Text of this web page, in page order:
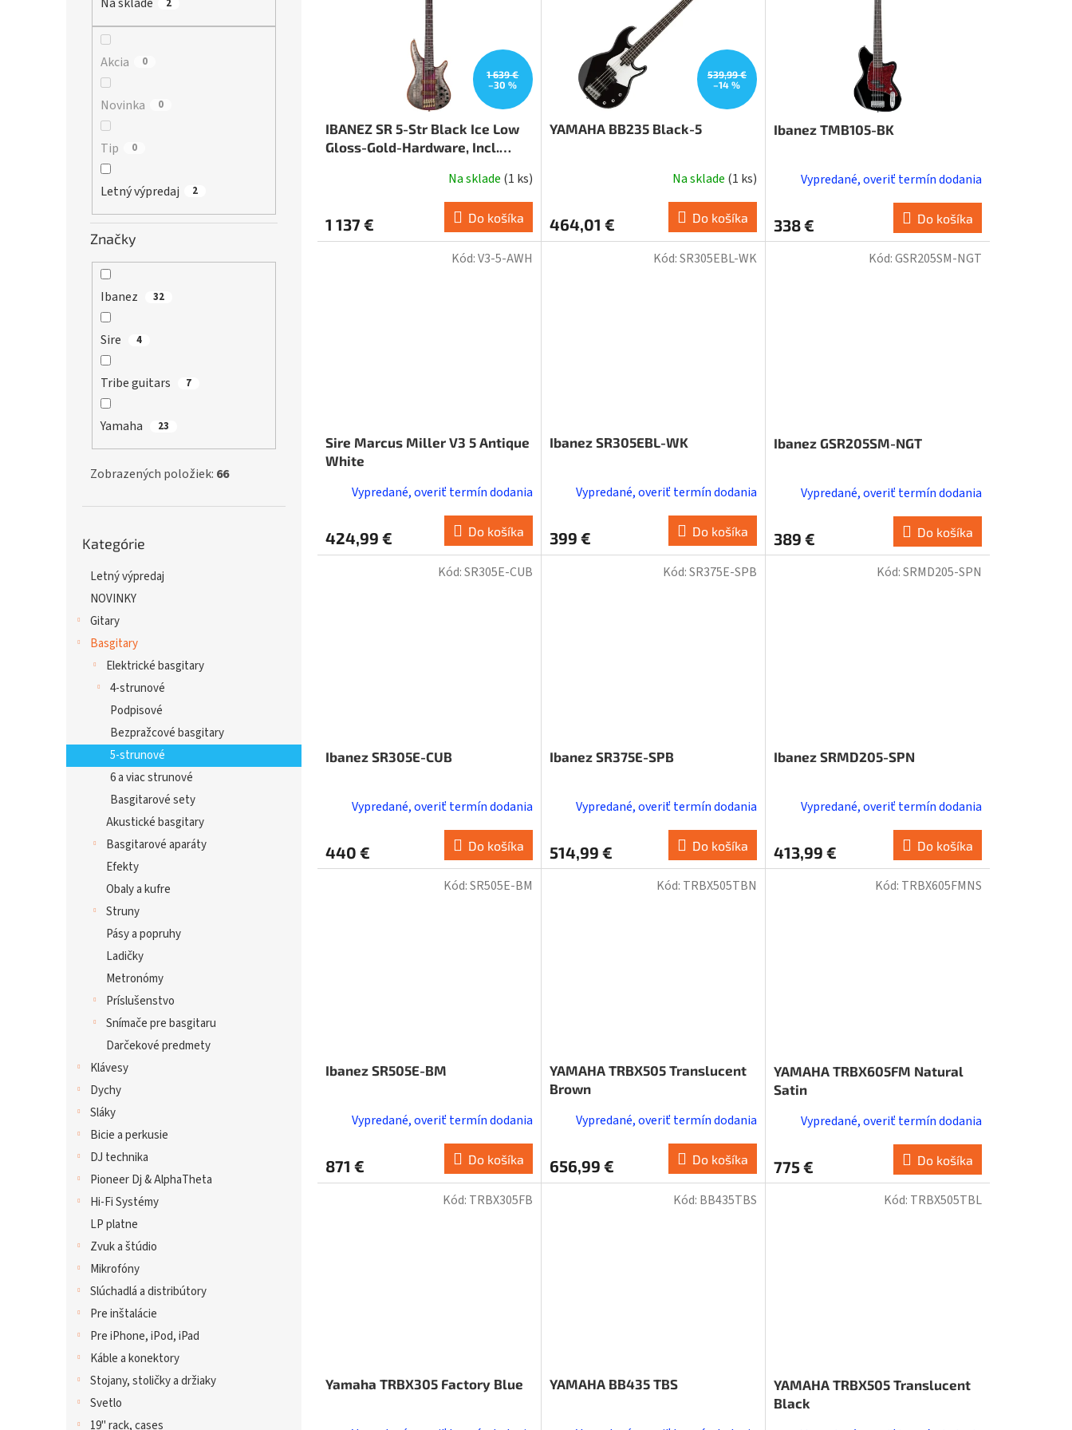
2
Akcia 0
Novinka 0
Tip 0
Letný výpredaj 2
Značky
Ibanez 32
Sire 4
Tribe guitars 7
Yamaha 23
Zobrazených položiek: 66
kategórie
Kategórie
Letný výpredaj
NOVINKY
Gitary
Basgitary
Elektrické basgitary
4-strunové
Podpisové
Bezpražcové basgitary
5-strunové
6 a viac strunové
Basgitarové sety
Akustické basgitary
Basgitarové aparáty
Efekty
Obaly a kufre
Struny
Pásy a popruhy
Ladičky
Metronómy
Príslušenstvo
Snímače pre basgitaru
Darčekové predmety
Klávesy
Dychy
Sláky
Bicie a perkusie
DJ technika
Pioneer Dj & AlphaTheta
Hi-Fi Systémy
LP platne
Zvuk a štúdio
Mikrofóny
Slúchadlá a distribútory
Pre inštalácie
Pre iPhone, iPod, iPad
Káble a konektory
Stojany, stoličky a držiaky
Svetlo
19" rack, cases
1 639 €
–30 %
IBANEZ SR 5-Str Black Ice Low
Gloss-Gold-Hardware, Incl.
Na sklade (1 ks)
1 137 € Do košíka
539,99 €
–14 %
YAMAHA BB235 Black-5
Na sklade (1 ks)
464,01 € Do košíka
Ibanez TMB105-BK
Vypredané, overiť termín dodania
338 € Do košíka
Sire Marcus Miller V3 5 Antique
White
Vypredané, overiť termín dodania
424,99 € Do košíka
Kód:V3-5-AWH
Ibanez SR305EBL-WK
Vypredané, overiť termín dodania
399 € Do košíka
Kód:SR305EBL-WK
Ibanez GSR205SM-NGT
Vypredané, overiť termín dodania
389 € Do košíka
Kód:GSR205SM-NGT
Ibanez SR305E-CUB
Vypredané, overiť termín dodania
440 € Do košíka
Kód:SR305E-CUB
Ibanez SR375E-SPB
Vypredané, overiť termín dodania
514,99 € Do košíka
Kód:SR375E-SPB
Ibanez SRMD205-SPN
Vypredané, overiť termín dodania
413,99 € Do košíka
Kód:SRMD205-SPN
Ibanez SR505E-BM
Vypredané, overiť termín dodania
871 € Do košíka
Kód:SR505E-BM
YAMAHA TRBX505 Translucent
Brown
Vypredané, overiť termín dodania
656,99 € Do košíka
Kód: TRBX505TBN
YAMAHA TRBX605FM Natural
Satin
Vypredané, overiť termín dodania
775 € Do košíka
Kód: TRBX605FMNS
Yamaha TRBX305 Factory Blue
Kód: TRBX305FB
YAMAHA BB435 TBS
Kód: BB435TBS
YAMAHA TRBX505 Translucent
Black
Kód: TRBX505TBL